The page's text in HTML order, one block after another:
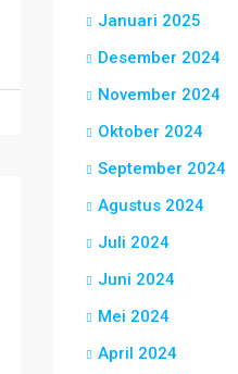
Januari 2025
Desember 2024
November 2024
Oktober 2024
September 2024
Agustus 2024
Juli 2024
Juni 2024
Mei 2024
April 2024